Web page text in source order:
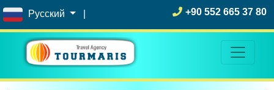
Русский +90 552 665 37 80